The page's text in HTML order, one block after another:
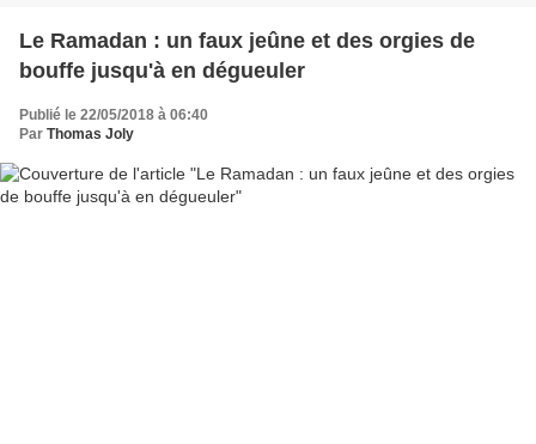
Le Ramadan : un faux jeûne et des orgies de
bouffe jusqu'à en dégueuler
Publié le 22/05/2018 à 06:40
Par Thomas Joly